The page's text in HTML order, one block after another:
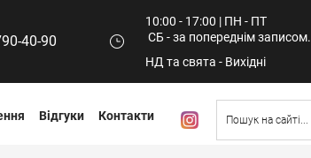
40-90
10:00 - 17:00 | ПН - ПТ
СБ - за попереднім записом.
НД та свята - Вихідні
Відгуки Контакти